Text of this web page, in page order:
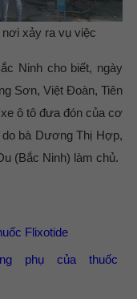
xảy ra vụ việc
Ninh cho biết, ngày
Sơn, Việt Đoàn, Tiên
ô tô đưa đón của cơ
bà Dương Thị Hợp,
(Bắc Ninh) làm chủ.
Flixotide
phụ của thuốc